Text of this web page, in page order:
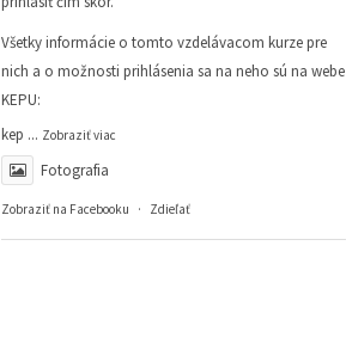
Všetky informácie o tomto vzdelávacom kurze pre
nich a o možnosti prihlásenia sa na neho sú na webe
KEPU:
kep ... Zobraziť viac
Fotografia
Zobraziť na Facebooku · Zdieľať